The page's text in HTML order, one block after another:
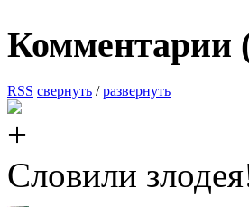
Комментарии
RSS свернуть /развернуть
Словили